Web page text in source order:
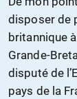
disposer de
britannique
Grande-
disputé de
pays de la